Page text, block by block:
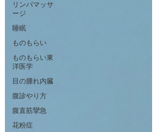
リンパマッサ
ージ
睡眠
ものもらい
ものもらい東
洋医学
目の腫れ内臓
腹診やり方
腹直筋攣急
花粉症